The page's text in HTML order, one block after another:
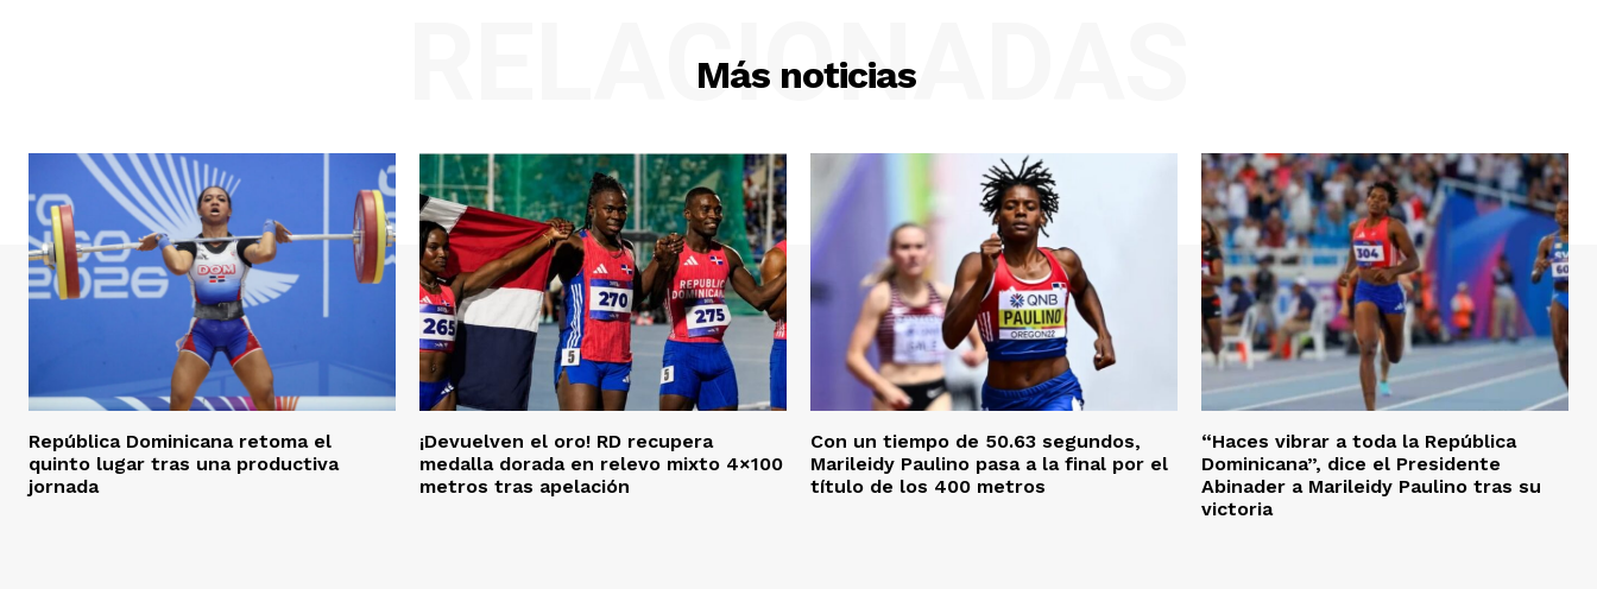
Más noticias
RELACIONADAS
República Dominicana retoma el
quinto lugar tras una productiva
jornada
¡Devuelven el oro! RD recupera
medalla dorada en relevo mixto 4×100
metros tras apelación
Con un tiempo de 50.63 segundos,
Marileidy Paulino pasa a la final por el
título de los 400 metros
“Haces vibrar a toda la República
Dominicana”, dice el Presidente
Abinader a Marileidy Paulino tras su
victoria